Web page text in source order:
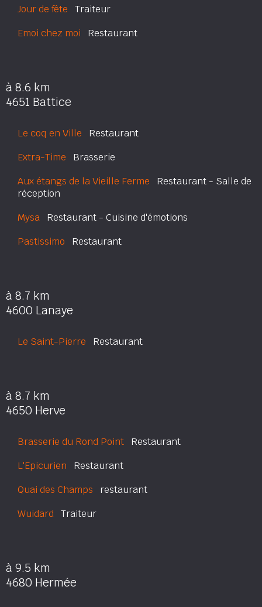
Jour de fête Traiteur
Emoi chez moi Restaurant
à 8.6 km
4651 Battice
Le coq en Ville Restaurant
Extra-Time Brasserie
Aux étangs de la Vieille Ferme Restaurant - Salle de
réception
Mysa Restaurant - Cuisine d'émotions
Pastissimo Restaurant
à 8.7 km
4600 Lanaye
Le Saint-Pierre Restaurant
à 8.7 km
4650 Herve
Brasserie du Rond Point Restaurant
L'Epicurien Restaurant
Quai des Champs restaurant
Wuidard Traiteur
à 9.5 km
4680 Hermée